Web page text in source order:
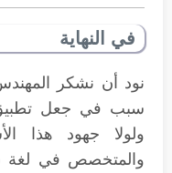
في النهاية
نود أن نشكر
سبب في جعل تطبيق
ولولا جهود هذا
والمتخصص في لغة